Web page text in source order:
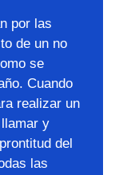
por las
de un no
se
Cuando
realizar un
y
del
las